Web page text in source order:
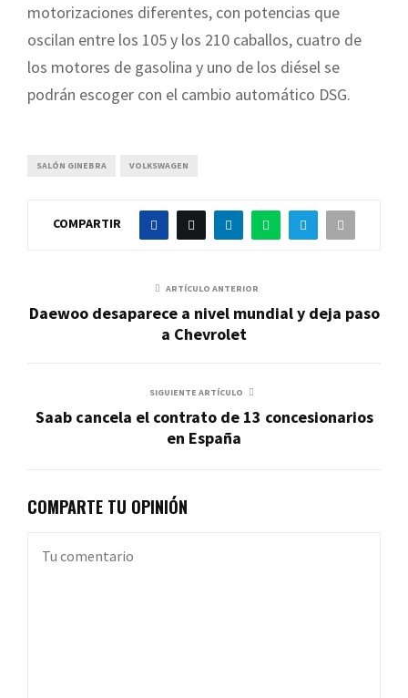
motorizaciones diferentes, con potencias que
oscilan entre los 105 y los 210 caballos, cuatro de
los motores de gasolina y uno de los diésel se
podrán escoger con el cambio automático DSG.
SALÓN GINEBRA VOLKSWAGEN
COMPARTIR
ARTÍCULO ANTERIOR
Daewoo desaparece a nivel mundial y deja paso
a Chevrolet
SIGUIENTE ARTÍCULO
Saab cancela el contrato de 13 concesionarios
en España
COMPARTE TU OPINIÓN